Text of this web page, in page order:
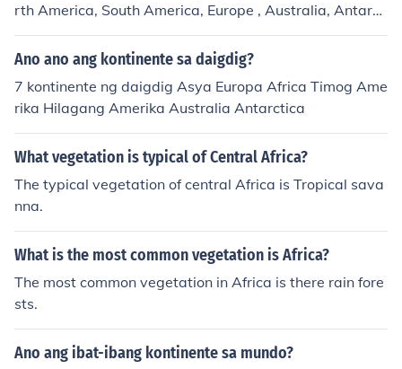
rth America, South America, Europe , Australia, Antarct
ica
Ano ano ang kontinente sa daigdig?
7 kontinente ng daigdig Asya Europa Africa Timog Ame
rika Hilagang Amerika Australia Antarctica
What vegetation is typical of Central Africa?
The typical vegetation of central Africa is Tropical sava
nna.
What is the most common vegetation is Africa?
The most common vegetation in Africa is there rain fore
sts.
Ano ang ibat-ibang kontinente sa mundo?